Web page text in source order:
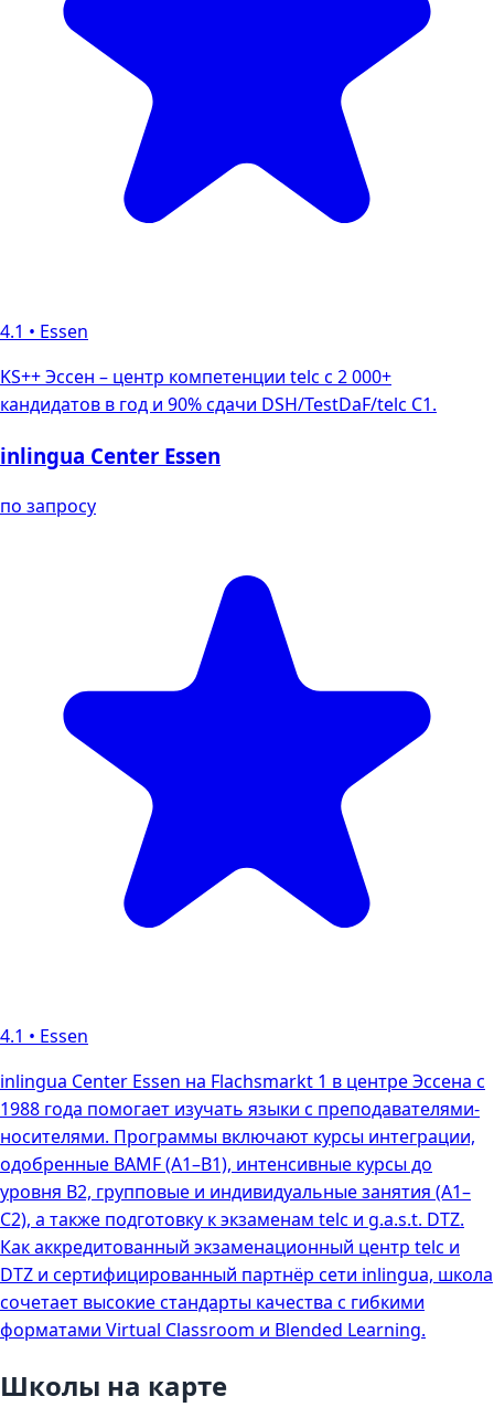
4.1 • Essen
KS++ Эссен – центр компетенции telc с 2 000+
кандидатов в год и 90% сдачи DSH/TestDaF/telc C1.
inlingua Center Essen
по запросу
4.1 • Essen
inlingua Center Essen на Flachsmarkt 1 в центре Эссена с
1988 года помогает изучать языки с преподавателями-
носителями. Программы включают курсы интеграции,
одобренные BAMF (A1–B1), интенсивные курсы до
уровня B2, групповые и индивидуальные занятия (A1–
C2), а также подготовку к экзаменам telc и g.a.s.t. DTZ.
Как аккредитованный экзаменационный центр telc и
DTZ и сертифицированный партнёр сети inlingua, школа
сочетает высокие стандарты качества с гибкими
форматами Virtual Classroom и Blended Learning.
Школы на карте